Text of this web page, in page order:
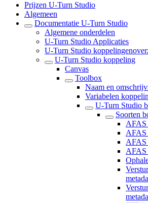
Prijzen U-Turn Studio
Algemeen
Documentatie U-Turn Studio
Algemene onderdelen
U-Turn Studio Applicaties
U-Turn Studio
U-Turn Studio koppeling
Canvas
Toolbox
Naam en
Variabelen
U-Turn Studio
Soorten
AFAS
AFAS
AFAS
AFAS